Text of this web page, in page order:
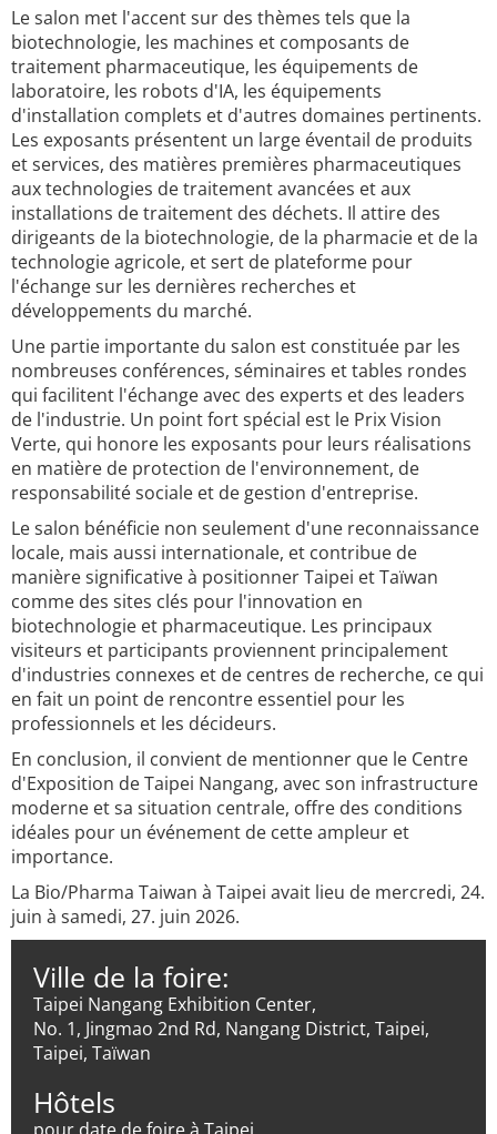
Le salon met l'accent sur des thèmes tels que la
biotechnologie, les machines et composants de
traitement pharmaceutique, les équipements de
laboratoire, les robots d'IA, les équipements
d'installation complets et d'autres domaines pertinents.
Les exposants présentent un large éventail de produits
et services, des matières premières pharmaceutiques
aux technologies de traitement avancées et aux
installations de traitement des déchets. Il attire des
dirigeants de la biotechnologie, de la pharmacie et de la
technologie agricole, et sert de plateforme pour
l'échange sur les dernières recherches et
développements du marché.
Une partie importante du salon est constituée par les
nombreuses conférences, séminaires et tables rondes
qui facilitent l'échange avec des experts et des leaders
de l'industrie. Un point fort spécial est le Prix Vision
Verte, qui honore les exposants pour leurs réalisations
en matière de protection de l'environnement, de
responsabilité sociale et de gestion d'entreprise.
Le salon bénéficie non seulement d'une reconnaissance
locale, mais aussi internationale, et contribue de
manière significative à positionner Taipei et Taïwan
comme des sites clés pour l'innovation en
biotechnologie et pharmaceutique. Les principaux
visiteurs et participants proviennent principalement
d'industries connexes et de centres de recherche, ce qui
en fait un point de rencontre essentiel pour les
professionnels et les décideurs.
En conclusion, il convient de mentionner que le Centre
d'Exposition de Taipei Nangang, avec son infrastructure
moderne et sa situation centrale, offre des conditions
idéales pour un événement de cette ampleur et
importance.
La Bio/Pharma Taiwan à Taipei avait lieu de mercredi, 24.
juin à samedi, 27. juin 2026.
Ville de la foire:
Taipei Nangang Exhibition Center,
No. 1, Jingmao 2nd Rd, Nangang District, Taipei,
Taipei, Taïwan
Hôtels